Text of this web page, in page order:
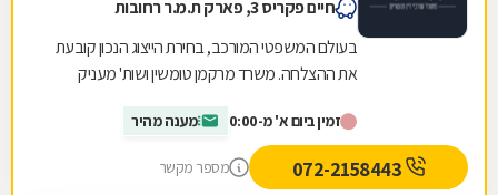
חיים פקריס 3, פארק ת.מ.ר רחובות
בעולם המשפטי המורכב, בחירת הייצוג הנכון קובעת
את ההצלחה. משרד מרקמן טומשין ושות' מעניק
התאמה...
זמין ביום א' מ-0:00 מענה מהיר
מספר מקשר